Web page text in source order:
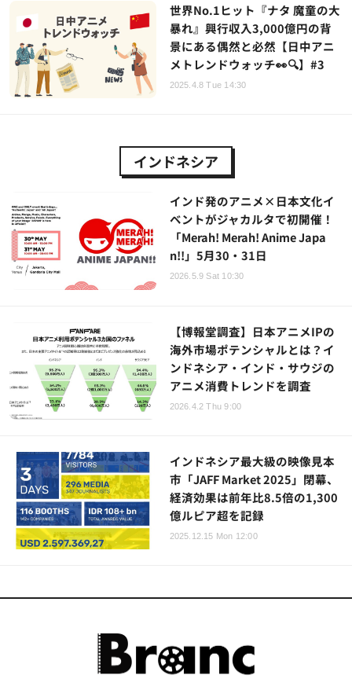
世界No.1ヒット『ナタ 魔童の大
暴れ』興行収入3,000億円の背
景にある偶然と必然【日中アニ
メトレンドウォッチ👀🔍】#3
2025.4.8 Tue 14:30
インドネシア
インド発のアニメ×日本文化イ
ベントがジャカルタで初開催！
「Merah! Merah! Anime Japa
n!!」5月30・31日
2026.5.9 Sat 10:30
【博報堂調査】日本アニメIPの
海外市場ポテンシャルとは？イ
ンドネシア・インド・サウジの
アニメ消費トレンドを調査
2026.4.2 Thu 9:00
インドネシア最大級の映像見本
市「JAFF Market 2025」閉幕、
経済効果は前年比8.5倍の1,300
億ルピア超を記録
2025.12.15 Mon 12:00